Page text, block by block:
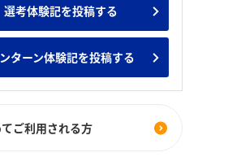
ング みんなのインターン人気企業ランキ
選考体験記を投稿する
ターン体験記を投稿する
ご利用される方